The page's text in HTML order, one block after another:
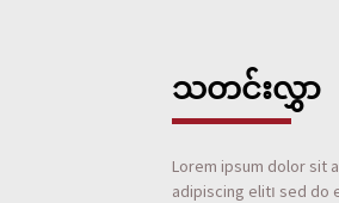
သတင်းလွှာ
Lorem ipsum dolor sit
adipiscing elit၊ sed do